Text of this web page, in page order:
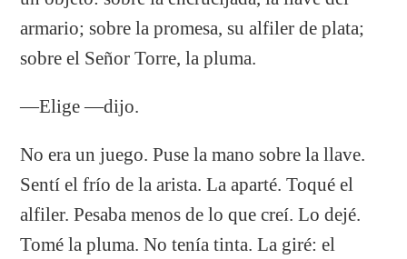
armario; sobre la promesa, su alfiler de plata;
sobre el Señor Torre, la pluma.
—Elige —dijo.
No era un juego. Puse la mano sobre la llave.
Sentí el frío de la arista. La aparté. Toqué el
alfiler. Pesaba menos de lo que creí. Lo dejé.
Tomé la pluma. No tenía tinta. La giré: el